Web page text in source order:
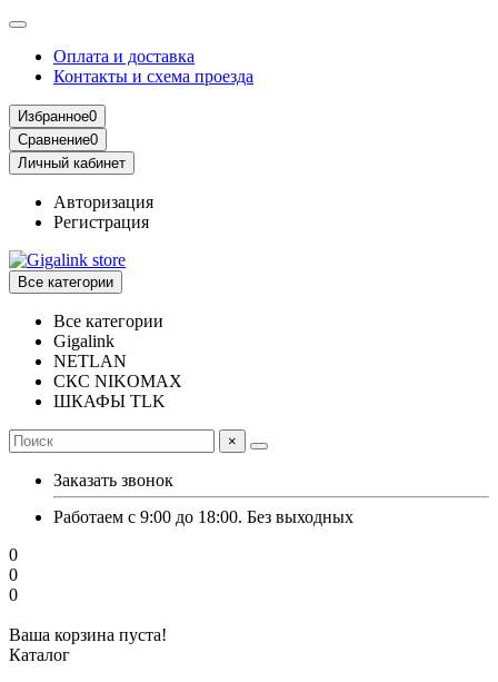
Оплата и доставка
Контакты и схема проезда
Избранное0
Сравнение0
Личный кабинет
Авторизация
Регистрация
Все категории
Все категории
Gigalink
NETLAN
СКС NIKOMAX
ШКАФЫ TLK
×
Заказать звонок
Работаем с 9:00 до 18:00. Без выходных
0
0
0
Ваша корзина пуста!
Каталог